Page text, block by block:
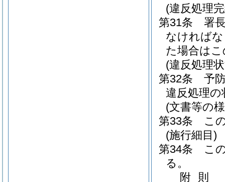
(違反処理
第31条
署
なければ
た場合は
(違反処理
第32条
予
違反処理
(文書等の
第33条
こ
(施行細目)
第34条
こ
る。
附 則